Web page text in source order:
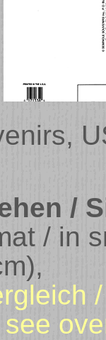
/
/ in